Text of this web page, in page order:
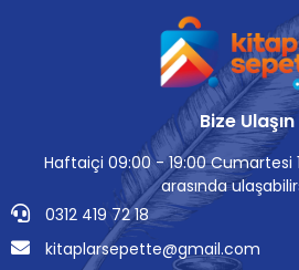
Bize Ulaşın
Haftaiçi 09:00 - 19:00 Cumartesi
arasında
0312 419 72 18
kitaplarsepette@gmail.com